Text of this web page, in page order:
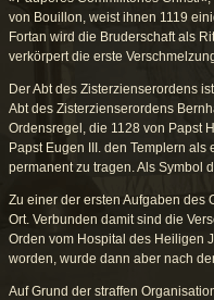
von Bouillon, weist ihnen 1119
Fortan wird die Bruderschaft als
verkörpert die erste
Der Abt des Zisterzienserordens
Abt des Zisterzienserordens
Ordensregel, die 1128 von Papst
Papst Eugen III. den Templern
permanent zu tragen. Als Symbol
Zu einer der ersten Aufgaben des
Ort. Verbunden damit sind die
Orden vom Hospital des Heiligen
worden, wurde dann aber nach
Auf Grund der straffen